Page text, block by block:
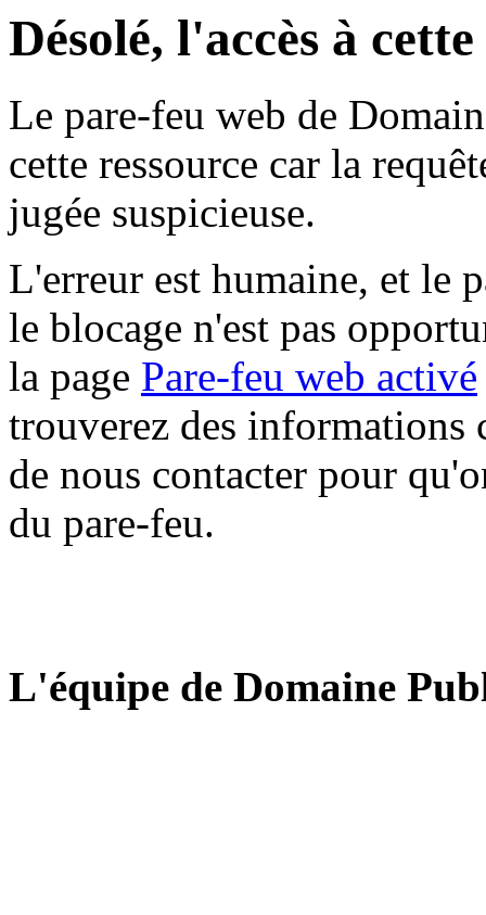
Désolé, l'accès à
Le pare-feu web de
cette ressource car la
jugée suspicieuse.
L'erreur est humaine, et le
le blocage n'est pas
la page Pare-feu web activé
trouverez des informations
de nous contacter pour
du pare-feu.
L'équipe de Domaine